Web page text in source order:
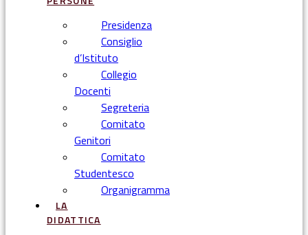
Presidenza
Consiglio
d’Istituto
Collegio
Docenti
Segreteria
Comitato
Genitori
Comitato
Studentesco
Organigramma
LA
DIDATTICA